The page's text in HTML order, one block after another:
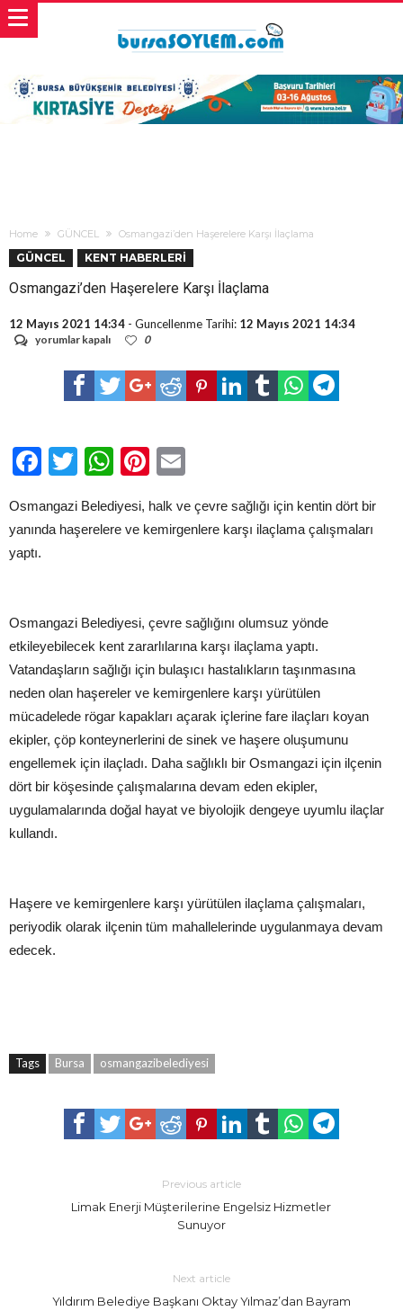
Home GÜNCEL Osmangazi’den Haşerelere Karşı İlaçlama
GÜNCEL KENT HABERLERİ
Osmangazi’den Haşerelere Karşı İlaçlama
12 Mayıs 2021 14:34 - Guncellenme Tarihi: 12 Mayıs 2021 14:34
Osmangazi’den
yorumlar kapalı 0
Facebook
TwitterWhatsApp
Pinterest
Osmangazi Belediyesi, halk ve çevre sağlığı için kentin dört bir
yanında haşerelere ve kemirgenlere karşı ilaçlama çalışmaları
yaptı.
Osmangazi Belediyesi, çevre sağlığını olumsuz yönde
etkileyebilecek kent zararlılarına karşı ilaçlama yaptı.
Vatandaşların sağlığı için bulaşıcı hastalıkların taşınmasına
neden olan haşereler ve kemirgenlere karşı yürütülen
mücadelede rögar kapakları açarak içlerine fare ilaçları koyan
ekipler, çöp konteynerlerini de sinek ve haşere oluşumunu
engellemek için ilaçladı. Daha sağlıklı bir Osmangazi için ilçenin
dört bir köşesinde çalışmalarına devam eden ekipler,
uygulamalarında doğal hayat ve biyolojik dengeye uyumlu ilaçlar
kullandı.
Haşere ve kemirgenlere karşı yürütülen ilaçlama çalışmaları,
periyodik olarak ilçenin tüm mahallelerinde uygulanmaya devam
edecek.
Tags Bursa osmangazibelediyesi
Previous article
Limak Enerji Müşterilerine Engelsiz Hizmetler
Sunuyor
Next article
Yıldırım Belediye Başkanı Oktay Yılmaz’dan Bayram